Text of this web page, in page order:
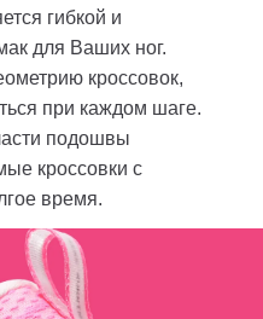
гибкой и
для Ваших ног.
кроссовок,
при каждом шаге.
подошвы
кроссовки с
время.